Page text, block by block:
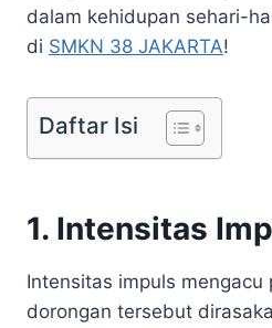
dalam kehidupan sehari-
di SMKN 38 JAKARTA!
Daftar Isi
1. Intensitas
Intensitas impuls
dorongan tersebut